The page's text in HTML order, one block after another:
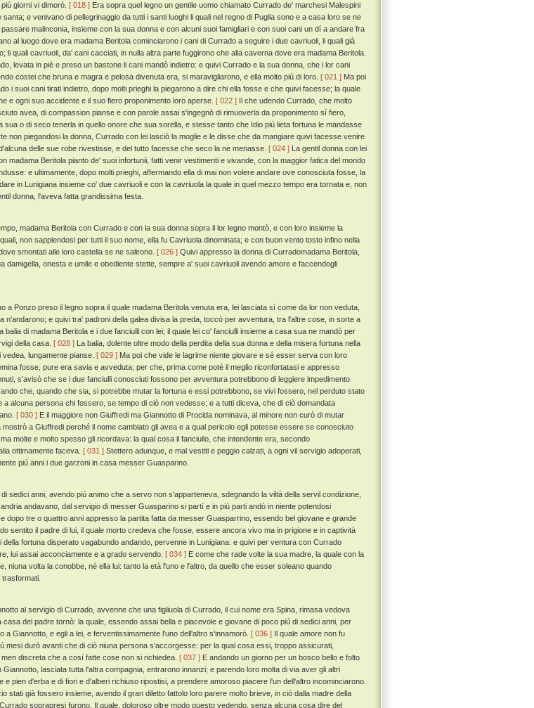
giorni vi dimorò. [ 018 ] Era sopra quel legno un gentile uomo chiamato Currado de' marchesi Malespini
e venivano di pellegrinaggio da tutti i santi luoghi li quali nel regno di Puglia sono e a casa loro se ne
passare malinconia, insieme con la sua donna e con alcuni suoi famigliari e con suoi cani un dí a andare fra
al luogo dove era madama Beritola cominciarono i cani di Currado a seguire i due cavriuoli, li quali già
li quali cavriuoli, da' cani cacciati, in nulla altra parte fuggirono che alla caverna dove era madama Beritola.
levata in piè e preso un bastone li cani mandò indietro: e quivi Currado e la sua donna, che i lor cani
costei che bruna e magra e pelosa divenuta era, si maravigliarono, e ella molto piú di loro. [ 021 ] Ma poi
i suoi cani tirati indietro, dopo molti prieghi la piegarono a dire chi ella fosse e che quivi facesse; la quale
e ogni suo accidente e il suo fiero proponimento loro aperse. [ 022 ] Il che udendo Currado, che molto
avea, di compassion pianse e con parole assai s'ingegnò di rimuoverla da proponimento sí fiero,
sua o di seco tenerla in quello onore che sua sorella, e stesse tanto che Idio piú lieta fortuna le mandasse
non piegandosi la donna, Currado con lei lasciò la moglie e le disse che da mangiare quivi facesse venire
delle sue robe rivestisse, e del tutto facesse che seco la ne menasse. [ 024 ] La gentil donna con lei
madama Beritola pianto de' suoi infortunii, fatti venir vestimenti e vivande, con la maggior fatica del mondo
e ultimamente, dopo molti prieghi, affermando ella di mai non volere andare ove conosciuta fosse, la
in Lunigiana insieme co' due cavriuoli e con la cavriuola la quale in quel mezzo tempo era tornata e, non
donna, l'aveva fatta grandissima festa.
madama Beritola con Currado e con la sua donna sopra il lor legno montò, e con loro insieme la
non sappiendosi per tutti il suo nome, ella fu Cavriuola dinominata; e con buon vento tosto infino nella
smontati alle loro castella se ne salirono. [ 026 ] Quivi appresso la donna di Curradomadama Beritola,
damigella, onesta e umile e obediente stette, sempre a' suoi cavriuoli avendo amore e faccendogli
a Ponzo preso il legno sopra il quale madama Beritola venuta era, lei lasciata sí come da lor non veduta,
n'andarono; e quivi tra' padroni della galea divisa la preda, toccò per avventura, tra l'altre cose, in sorte a
di madama Beritola e i due fanciulli con lei; il quale lei co' fanciulli insieme a casa sua ne mandò per
della casa. [ 028 ] La balia, dolente oltre modo della perdita della sua donna e della misera fortuna nella
lungamente pianse. [ 029 ] Ma poi che vide le lagrime niente giovare e sé esser serva con loro
fosse, pure era savia e avveduta; per che, prima come poté il meglio riconfortatasi e appresso
s'avisò che se i due fanciulli conosciuti fossono per avventura potrebbono di leggiere impedimento
che, quando che sia, si potrebbe mutar la fortuna e essi potrebbono, se vivi fossero, nel perduto stato
a alcuna persona chi fossero, se tempo di ciò non vedesse; e a tutti diceva, che di ciò domandata
[ 030 ] E il maggiore non Giuffredi ma Giannotto di Procida nominava, al minore non curò di mutar
a Giuffredi perché il nome cambiato gli avea e a qual pericolo egli potesse essere se conosciuto
molte e molto spesso gli ricordava: la qual cosa il fanciullo, che intendente era, secondo
ottimamente faceva. [ 031 ] Stettero adunque, e mal vestiti e peggio calzati, a ogni vil servigio adoperati,
piú anni i due garzoni in casa messer Guasparino.
sedici anni, avendo piú animo che a servo non s'apparteneva, sdegnando la viltà della servil condizione,
andavano, dal servigio di messer Guasparino si partí e in piú parti andò in niente potendosi
dopo tre o quattro anni appresso la partita fatta da messer Guasparrino, essendo bel giovane e grande
sentito il padre di lui, il quale morto credeva che fosse, essere ancora vivo ma in prigione e in captività
fortuna disperato vagabundo andando, pervenne in Lunigiana: e quivi per ventura con Currado
lui assai acconciamente e a grado servendo. [ 034 ] E come che rade volte la sua madre, la quale con la
niuna volta la conobbe, né ella lui: tanto la età l'uno e l'altro, da quello che esser soleano quando
al servigio di Currado, avvenne che una figliuola di Currado, il cui nome era Spina, rimasa vedova
casa del padre tornò: la quale, essendo assai bella e piacevole e giovane di poco piú di sedici anni, per
a Giannotto, e egli a lei, e ferventissimamente l'uno dell'altro s'innamorò. [ 036 ] Il quale amore non fu
mesi durò avanti che di ciò niuna persona s'accorgesse: per la qual cosa essi, troppo assicurati,
discreta che a cosí fatte cose non si richiedea. [ 037 ] E andando un giorno per un bosco bello e folto
Giannotto, lasciata tutta l'altra compagnia, entrarono innanzi; e parendo loro molta di via aver gli altri
e pien d'erba e di fiori e d'alberi richiuso ripostisi, a prendere amoroso piacere l'un dell'altro incominciarono.
stati già fossero insieme, avendo il gran diletto fattolo loro parere molto brieve, in ciò dalla madre della
soprapresi furono. Il quale, doloroso oltre modo questo vedendo, senza alcuna cosa dire del